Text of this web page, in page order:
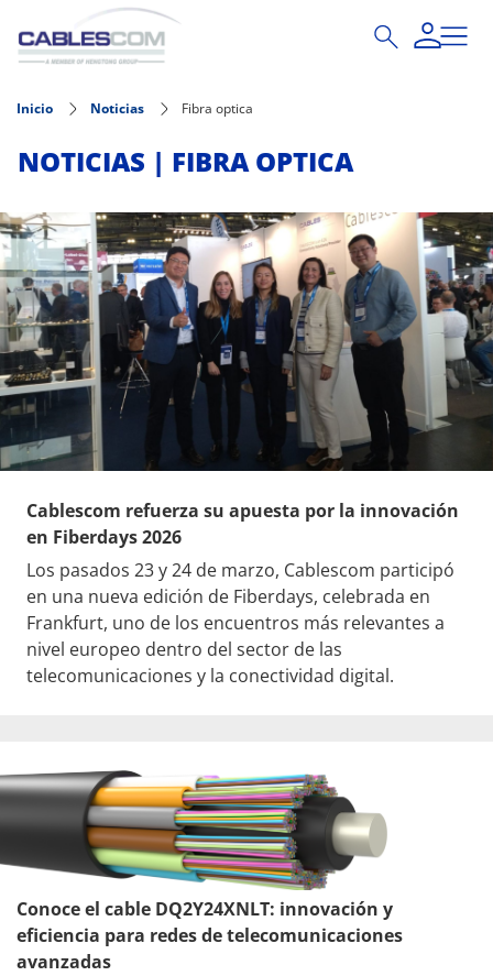
Pasar al contenido principal
Inicio Noticias Fibra optica
NOTICIAS | FIBRA OPTICA
Cablescom refuerza su apuesta por la innovación
en Fiberdays 2026
Los pasados 23 y 24 de marzo, Cablescom participó
en una nueva edición de Fiberdays, celebrada en
Frankfurt, uno de los encuentros más relevantes a
nivel europeo dentro del sector de las
telecomunicaciones y la conectividad digital.
Conoce el cable DQ2Y24XNLT: innovación y
eficiencia para redes de telecomunicaciones
avanzadas